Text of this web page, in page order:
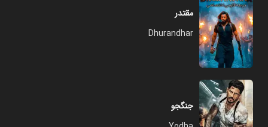
مقتدر
Dhurandhar
جنگجو